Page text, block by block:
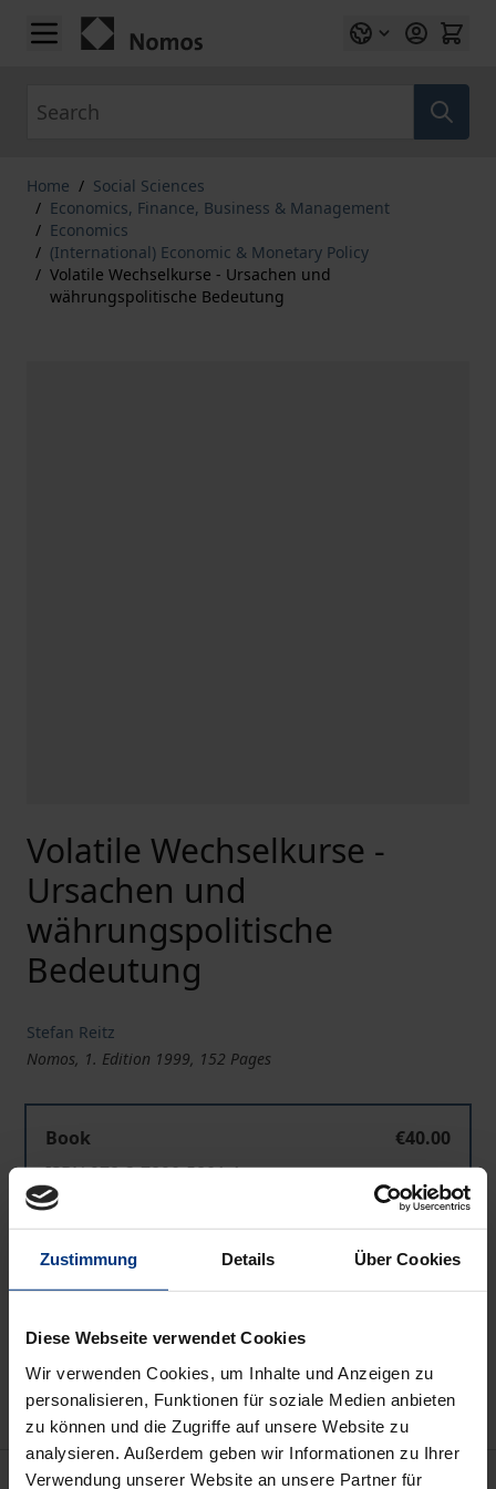
Zustimmung Details Über Cookies
Diese Webseite verwendet Cookies
Wir verwenden Cookies, um Inhalte und Anzeigen zu
personalisieren, Funktionen für soziale Medien anbieten
zu können und die Zugriffe auf unsere Website zu
analysieren. Außerdem geben wir Informationen zu Ihrer
Verwendung unserer Website an unsere Partner für
Skip to Content
Home / Social Sciences
/ Economics, Finance, Business & Management
/ Economics
/ (International) Economic & Monetary Policy
/ Volatile Wechselkurse - Ursachen und
währungspolitische Bedeutung
Volatile Wechselkurse -
Ursachen und
währungspolitische
Bedeutung
Stefan Reitz
Nomos, 1. Edition 1999, 152 Pages
Book
€40.00
ISBN 978-3-7890-5801-1
Not available
Add to Wish List
Delivery cost notice
Description